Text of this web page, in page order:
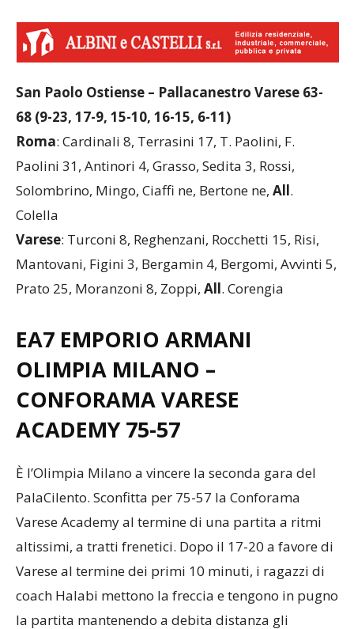
San Paolo Ostiense – Pallacanestro Varese 63-
68 (9-23, 17-9, 15-10, 16-15, 6-11)
Roma: Cardinali 8, Terrasini 17, T. Paolini, F.
Paolini 31, Antinori 4, Grasso, Sedita 3, Rossi,
Solombrino, Mingo, Ciaffi ne, Bertone ne, All.
Colella
Varese: Turconi 8, Reghenzani, Rocchetti 15, Risi,
Mantovani, Figini 3, Bergamin 4, Bergomi, Avvinti 5,
Prato 25, Moranzoni 8, Zoppi, All. Corengia
EA7 EMPORIO ARMANI
OLIMPIA MILANO –
CONFORAMA VARESE
ACADEMY 75-57
È l’Olimpia Milano a vincere la seconda gara del
PalaCilento. Sconfitta per 75-57 la Conforama
Varese Academy al termine di una partita a ritmi
altissimi, a tratti frenetici. Dopo il 17-20 a favore di
Varese al termine dei primi 10 minuti, i ragazzi di
coach Halabi mettono la freccia e tengono in pugno
la partita mantenendo a debita distanza gli